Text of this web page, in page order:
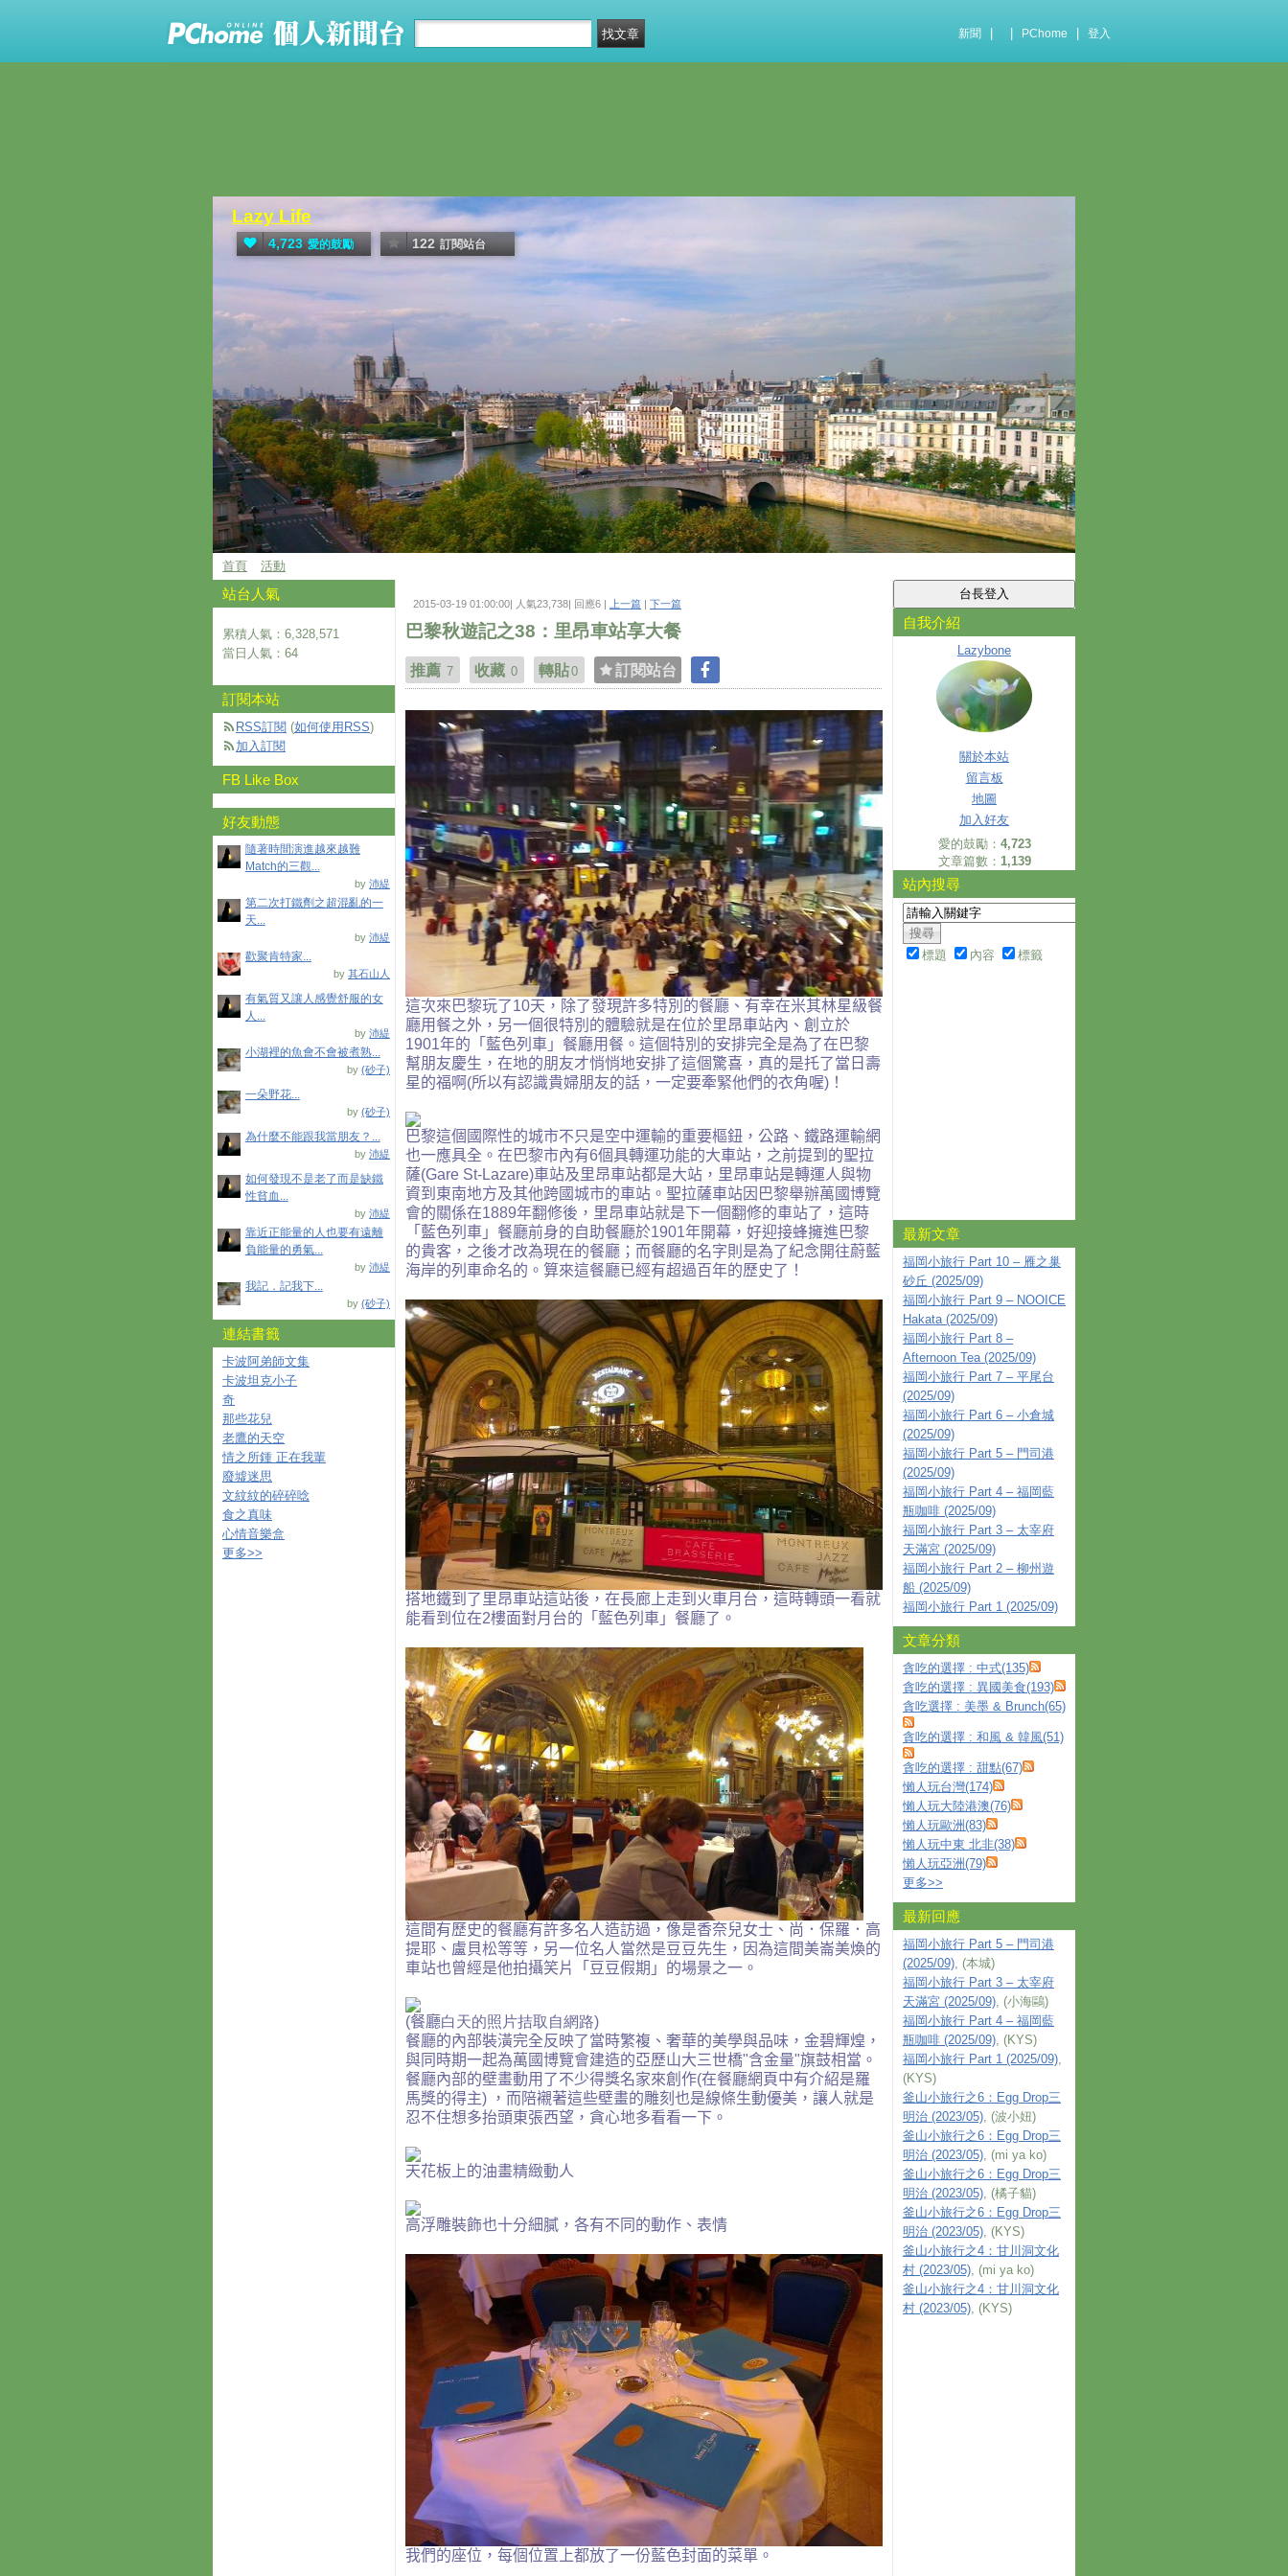
新聞 PChome 登入
Lazy Life
4,723 愛的鼓勵 122 訂閱站台
首頁 活動
2015-03-19 01:00:00| 人氣23,738| 回應6 | 上一篇 | 下一篇
巴黎秋遊記之38：里昂車站享大餐
推薦 7 收藏 0 轉貼0 訂閱站台
這次來巴黎玩了10天 ，除了發現許多特別的餐廳 、 有幸在米其林星級餐
廳用餐之外，另一個很特別的體驗就是在位於里昂車站內 、 創立於
1901年的 「藍色列車」餐廳用餐。這個特別的安排完全是為了在巴黎
幫朋友慶生，在地的朋友才悄悄地安排了這個驚喜 ，真的是托了當日壽
星的福啊 (所以有認識貴婦朋友的話，一定要牽緊他們的衣角喔) ！
巴黎這個國際性的城市不只是空中運輸的重要樞鈕，公路、鐵路運輸網
也一應具全。在巴黎市內有6個具轉運功能的大車站，之前提到的聖拉
薩(Gare St-Lazare)車站及里昂車站都是大站 ， 里昂車站是轉運人與物
資到東南地方及其他跨國城市的車站 。 聖拉薩車站因巴黎舉辦萬國博覽
會的關係在1889年翻修後 ，里昂車站就是下一個翻修的車站了，這時
「藍色列車」餐廳前身的自助餐廳於1901年開幕 ，好迎接蜂擁進巴黎
的貴客 ， 之後才改為現在的餐廳 ；而餐廳的名字則是為了紀念開往蔚藍
海岸的列車命名的。算來這餐廳已經有超過百年的歷史了 ！
搭地鐵到了 里昂車站這站後 ，在長廊上走到火車月台，這時轉頭一看就
能看到位在2樓面對月台的 「藍色列車」餐廳了。
這間有歷史的餐廳有許多名人造訪過 ，像是香奈兒女士、尚 ． 保羅 ． 高
提耶、盧貝松等等，另一位名人當然是豆豆先生，因為這間美崙美煥的
車站也曾經是他拍攝笑片
「豆豆假期」 的場景之一。
(餐廳白天的照片拮取自網路)
餐廳的內部裝潢完全反映了當時繁複、奢華的美學與品味 ， 金碧輝煌 ，
與同時期一起為萬國博覽會建造的亞歷山大三世橋"含金量"旗鼓相當 。
餐廳內部的壁畫動用了不少得獎名家來創作(在餐廳網頁中有介紹是羅
馬獎的得主) ，而陪襯著這些壁畫的雕刻也是線條生動優美，讓人就是
忍不住想多抬頭東張西望，貪心地多看看一下 。
天花板上的油畫精緻動人
高浮雕裝飾也十分細膩，各有不同的動作、表情
我們的座位 ，每個位置上都放了一份藍色封面的菜單。
自我介紹
Lazybone
關於本站
留言板
地圖
加入好友
愛的鼓勵： 4,723
文章篇數： 1,139
站內搜尋
標題 內容 標籤
最新文章
福岡小旅行 Part 10 – 雁之巢
砂丘 (2025/09)
福岡小旅行 Part 9 – NOOICE
Hakata (2025/09)
福岡小旅行 Part 8 –
Afternoon Tea (2025/09)
福岡小旅行 Part 7 – 平尾台
(2025/09)
福岡小旅行 Part 6 – 小倉城
(2025/09)
福岡小旅行 Part 5 – 門司港
(2025/09)
福岡小旅行 Part 4 – 福岡藍
瓶咖啡 (2025/09)
福岡小旅行 Part 3 – 太宰府
天滿宮 (2025/09)
福岡小旅行 Part 2 – 柳州遊
船 (2025/09)
福岡小旅行 Part 1 (2025/09)
文章分類
貪吃的選擇 : 中式(135)
貪吃的選擇 : 異國美食(193)
貪吃選擇 : 美墨 & Brunch(65)
貪吃的選擇 : 和風 & 韓風(51)
貪吃的選擇 : 甜點(67)
懶人玩台灣(174)
懶人玩大陸港澳(76)
懶人玩歐洲(83)
懶人玩中東 北非(38)
懶人玩亞洲(79)
更多>>
最新回應
福岡小旅行 Part 5 – 門司港
(2025/09), (本城)
福岡小旅行 Part 3 – 太宰府
天滿宮 (2025/09), (小海鷗)
福岡小旅行 Part 4 – 福岡藍
瓶咖啡 (2025/09), (KYS)
福岡小旅行 Part 1 (2025/09),
(KYS)
釜山小旅行之6：Egg Drop三
明治 (2023/05), (波小妞)
釜山小旅行之6：Egg Drop三
明治 (2023/05), (mi ya ko)
釜山小旅行之6：Egg Drop三
明治 (2023/05), (橘子貓)
釜山小旅行之6：Egg Drop三
明治 (2023/05), (KYS)
釜山小旅行之4：甘川洞文化
村 (2023/05), (mi ya ko)
釜山小旅行之4：甘川洞文化
村 (2023/05), (KYS)
站台人氣
累積人氣： 6,328,571
當日人氣： 64
訂閱本站
RSS訂閱 (如何使用RSS)
加入訂閱
FB Like Box
好友動態
隨著時間演進越來越難
Match的三觀...
by沛緹
第二次打鐵劑之超混亂的一
天...
by沛緹
歡聚肯特家...
by其石山人
有氣質又讓人感覺舒服的女
人...
by沛緹
小湖裡的魚會不會被煮熟...
by(砂子)
一朵野花...
by(砂子)
為什麼不能跟我當朋友？...
by沛緹
如何發現不是老了而是缺鐵
性貧血...
by沛緹
靠近正能量的人也要有遠離
負能量的勇氣...
by沛緹
我記．記我下...
by(砂子)
連結書籤
卡波阿弟師文集
卡波坦克小子
奇
那些花兒
老鷹的天空
情之所鍾 正在我輩
廢墟迷思
文紋紋的碎碎唸
食之真味
心情音樂盒
更多>>